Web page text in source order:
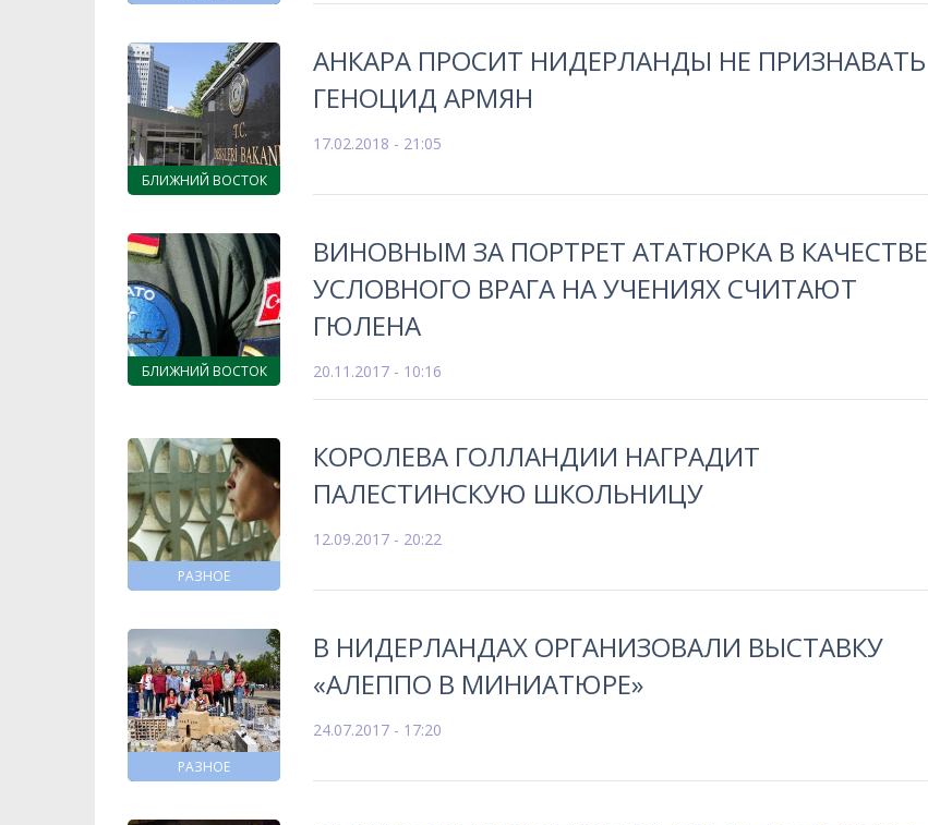
БЛИЖНИЙ ВОСТОК
АНКАРА ПРОСИТ НИДЕРЛАНДЫ НЕ ПРИЗНАВАТЬ
ГЕНОЦИД АРМЯН
17.02.2018 - 21:05
БЛИЖНИЙ ВОСТОК
ВИНОВНЫМ ЗА ПОРТРЕТ АТАТЮРКА В КАЧЕСТВЕ
УСЛОВНОГО ВРАГА НА УЧЕНИЯХ СЧИТАЮТ
ГЮЛЕНА
20.11.2017 - 10:16
РАЗНОЕ
КОРОЛЕВА ГОЛЛАНДИИ НАГРАДИТ
ПАЛЕСТИНСКУЮ ШКОЛЬНИЦУ
12.09.2017 - 20:22
РАЗНОЕ
В НИДЕРЛАНДАХ ОРГАНИЗОВАЛИ ВЫСТАВКУ
«АЛЕППО В МИНИАТЮРЕ»
24.07.2017 - 17:20